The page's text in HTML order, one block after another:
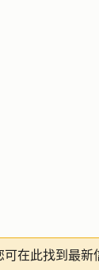
在此找到最新